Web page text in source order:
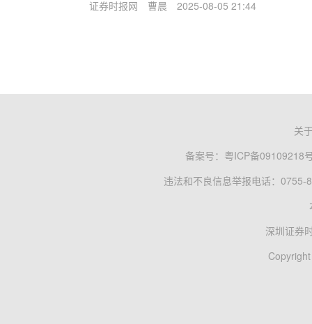
证券时报网 曹晨 2025-08-05 21:44
关
备案号： 粤ICP备09109218
违法和不良信息举报电话：0755-
深圳证券